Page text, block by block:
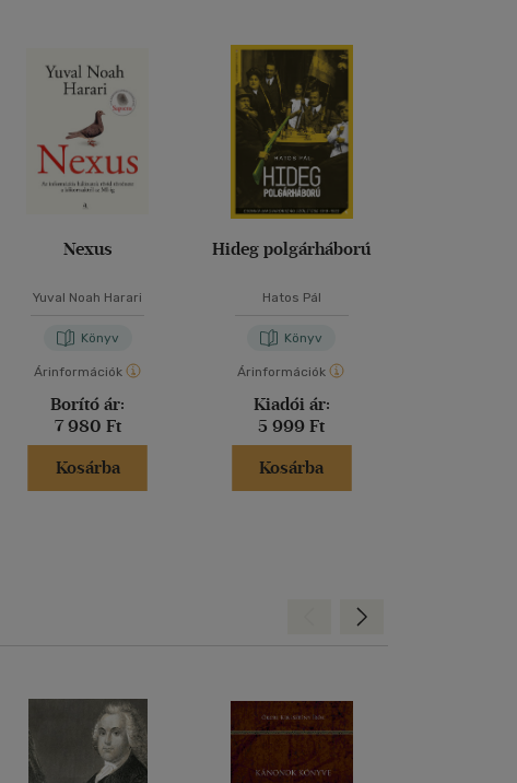
Nexus
Yuval Noah Harari
Könyv
Árinformációk
Borító ár:
7 980 Ft
Kosárba
Hideg polgárháború
Hatos Pál
Könyv
Árinformációk
Kiadói ár:
5 999 Ft
Kosárba
Előre